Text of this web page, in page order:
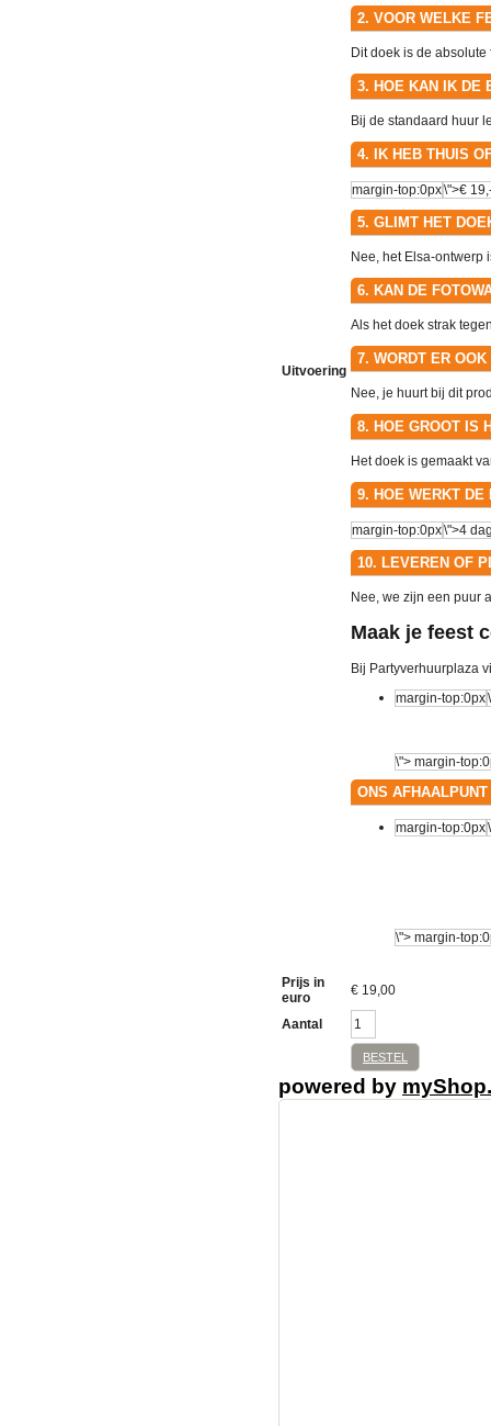
Uitvoering
2. VOOR WELKE
Dit doek is de
3. HOE KAN IK DE
Bij de standaard huur
4. IK HEB THUIS
5. GLIMT HET
Nee, het Elsa-ontwerp
6. KAN DE
Als het doek strak
7. WORDT ER
Nee, je huurt bij dit
8. HOE GROOT IS
Het doek is gemaakt
9. HOE WERKT DE
10. LEVEREN OF
Nee, we zijn een puur
Maak je feest
Bij Partyverhuurplaza
ONS
Prijs in
euro
€ 19,00
Aantal
BESTEL
powered by